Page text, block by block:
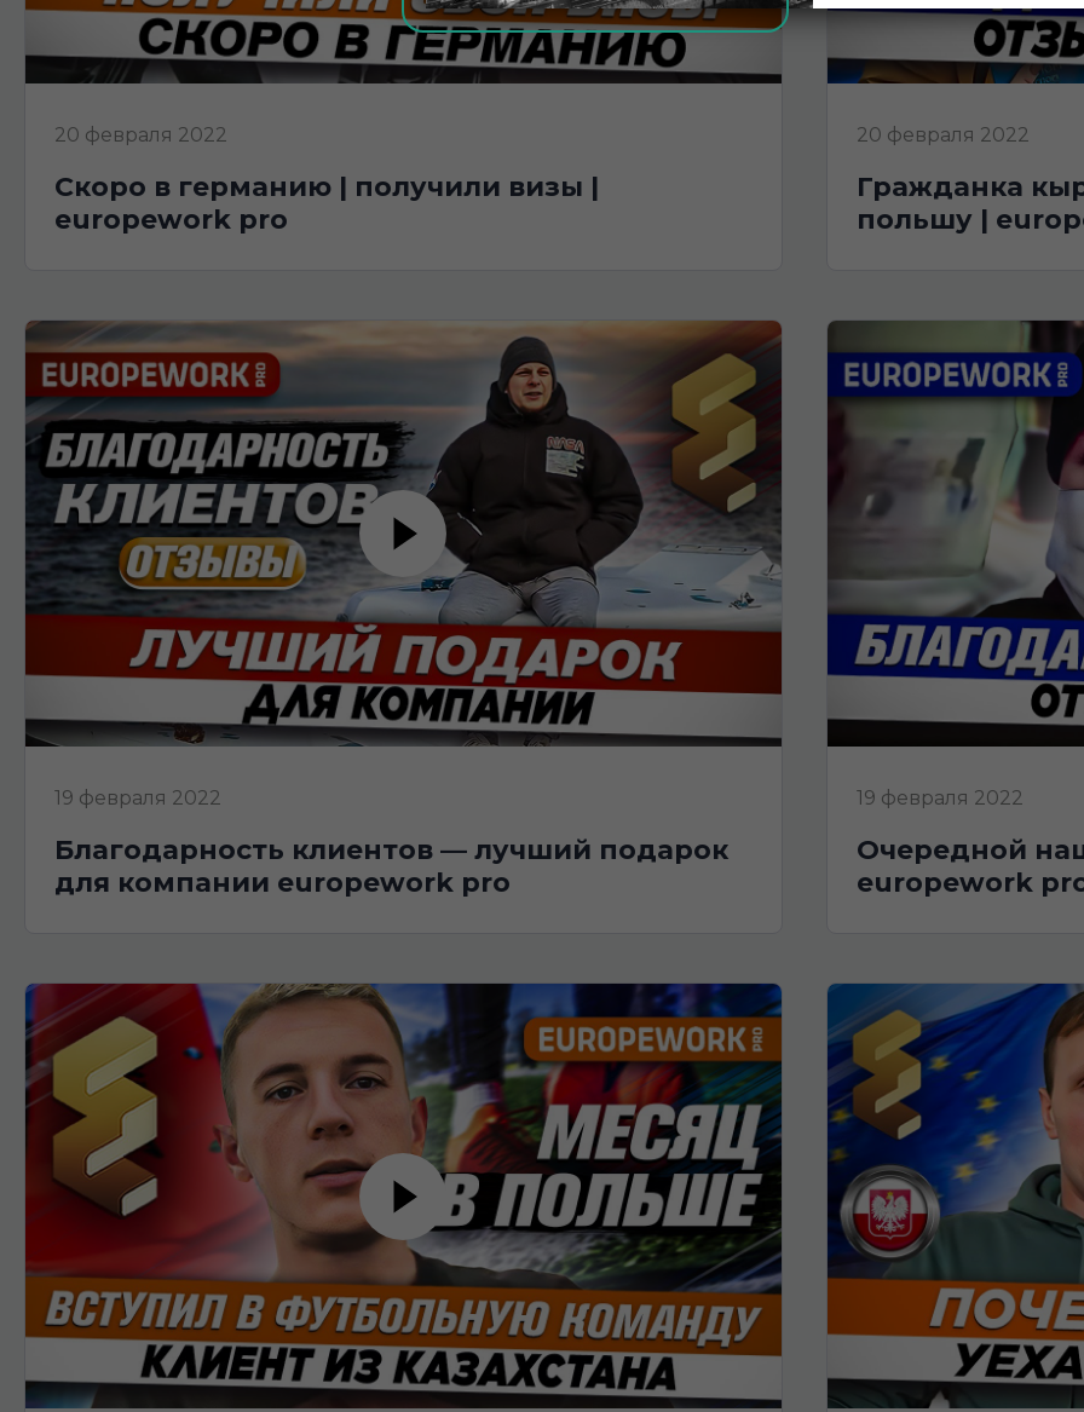
20 февраля 2022
скоро в германию | получили визы |
europework pro
20 февраля 2022
гражданка кыргызстана получила визу в
польшу |
19 февраля 2022
благодарность клиентов — лучший подарок
для компании europework pro
19 февраля 2022
очередной наш клиент получил визу |
europework